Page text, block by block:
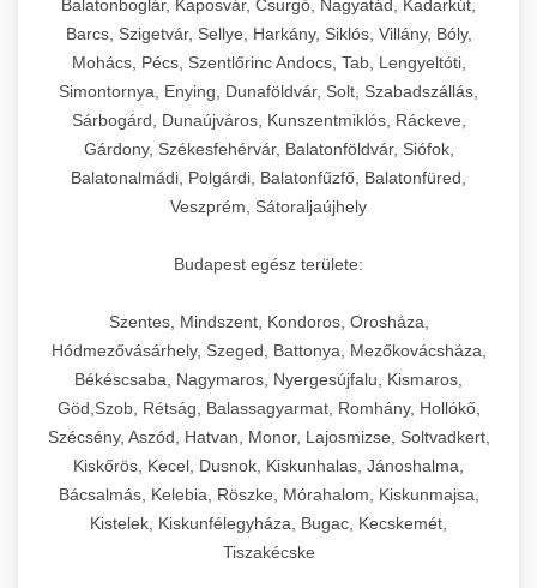
chef-iparikonyhagepek.hu
kereskedelmi tésztakeverő
élelmiszer-előkészítéshez. Precíziós vágás
állítható vastagság beállítással.
chef-iparikonyhagepek.hu
professzionális élelmiszer szeletelő
📦 22. Vákuumozó Gép +
Kereskedelmi vákuumcsomagoló berendezések
élelmiszerek tartósításához. Hosszabbítsa a
szavatossági időt és tartsa meg a termék
frissességét.
🎁 23. Vákuumfóliázó Gép +
Ipari vákuumfóliázó gépek professzionális
Hatékony lezárási és tartósítási megoldások.
chef-iparikonyhagepek.hu
kereskedelmi csomagoló gép
professzionális konyhák számára. Nagy
kapacitású sütő- és főzőberendezés precíz
hőmérséklet-szabályozással.
chef-iparikonyhagepek.hu
kereskedelmi sütősütő
❄️ 25. Ipari Hűtőszekrény +
Professzionális hűtőegységek és hűtőkamrák
kereskedelmi konyhák számára.
Energiahatékony hűtési megoldások nagy
kapacitással.
chef-iparikonyhagepek.hu
💧 26. Ipari Mosogatógép +
Kereskedelmi mosogatóberendezések nagy
forgalmú éttermi műveletekhez. Gyors tisztítási
ciklusok fertőtlenítési képességekkel.
🧀 27. Ipari Sajtreszelő Gép +
Balatonboglár, Kaposvár, Csurgó, Nagyatád, Kadarkút,
Barcs, Szigetvár, Sellye, Harkány, Siklós, Villány, Bóly,
Mohács, Pécs, Szentlőrinc Andocs, Tab, Lengyeltóti,
Simontornya, Enying, Dunaföldvár, Solt, Szabadszállás,
Sárbogárd, Dunaújváros, Kunszentmiklós, Ráckeve,
Gárdony, Székesfehérvár, Balatonföldvár, Siófok,
Balatonalmádi, Polgárdi, Balatonfűzfő, Balatonfüred,
Veszprém, Sátoraljaújhely
Budapest egész területe:
Szentes, Mindszent, Kondoros, Orosháza,
Hódmezővásárhely, Szeged, Battonya, Mezőkovácsháza,
Békéscsaba, Nagymaros, Nyergesújfalu, Kismaros,
Göd,Szob, Rétság, Balassagyarmat, Romhány, Hollókő,
Szécsény, Aszód, Hatvan, Monor, Lajosmizse, Soltvadkert,
Kiskőrös, Kecel, Dusnok, Kiskunhalas, Jánoshalma,
Bácsalmás, Kelebia, Röszke, Mórahalom, Kiskunmajsa,
Kistelek, Kiskunfélegyháza, Bugac, Kecskemét,
Tiszakécske